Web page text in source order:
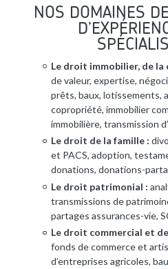
NOS DOMAINES
Le droit immobilier, de
de valeur, expertise,
prêts, baux, lotissements,
copropriété, immobilier
immobilière, transmission
Le droit de la famille :
et PACS, adoption,
donations, donations-
Le droit patrimonial :
transmissions de
partages assurances-vie,
Le droit commercial et
fonds de commerce et
d’entreprises agricoles,